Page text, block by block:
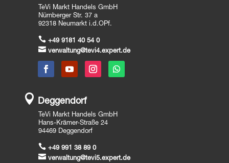
TeVi Markt Handels GmbH
Nürnberger Str. 37 a
92318 Neumarkt i.d.OPf.
 +49 9181 40 54 0
 verwaltung@tevi4.expert.de
 Deggendorf
TeVi Markt Handels GmbH
Hans-Krämer-Straße 24
94469 Deggendorf
 +49 991 38 89 0
 verwaltung@tevi5.expert.de